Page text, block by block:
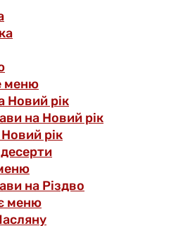
меню
Новий рік
на Новий рік
рік
на Різдво
меню